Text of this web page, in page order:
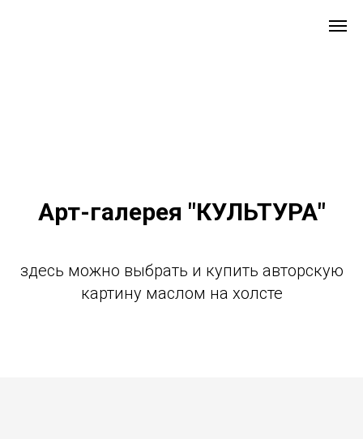
Арт-галерея "КУЛЬТУРА"
здесь можно выбрать и купить авторскую
картину маслом на холсте